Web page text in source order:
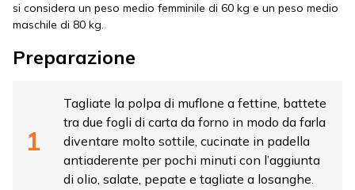
si considera un peso medio femminile di 60 kg e un peso medio
maschile di 80 kg.
Preparazione
Tagliate la polpa di muflone a fettine, battete
tra due fogli di carta da forno in modo da farla
diventare molto sottile, cucinate in padella
antiaderente per pochi minuti con l’aggiunta
di olio, salate, pepate e tagliate a losanghe.